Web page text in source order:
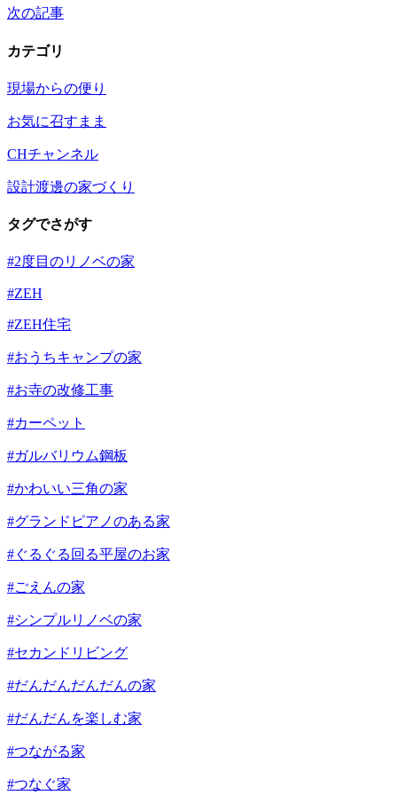
次の記事
カテゴリ
現場からの便り
お気に召すまま
CHチャンネル
設計渡邊の家づくり
タグでさがす
#2度目のリノベの家
#ZEH
#ZEH住宅
#おうちキャンプの家
#お寺の改修工事
#カーペット
#ガルバリウム鋼板
#かわいい三角の家
#グランドピアノのある家
#ぐるぐる回る平屋のお家
#ごえんの家
#シンプルリノベの家
#セカンドリビング
#だんだんだんだんの家
#だんだんを楽しむ家
#つながる家
#つなぐ家